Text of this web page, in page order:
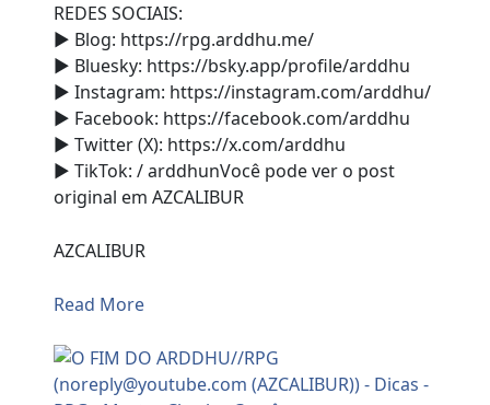
REDES SOCIAIS:
► Blog: https://rpg.arddhu.me/
► Bluesky: https://bsky.app/profile/arddhu
► Instagram: https://instagram.com/arddhu/
► Facebook: https://facebook.com/arddhu
► Twitter (X): https://x.com/arddhu
► TikTok: / arddhunVocê pode ver o post
original em AZCALIBUR
AZCALIBUR
Read More